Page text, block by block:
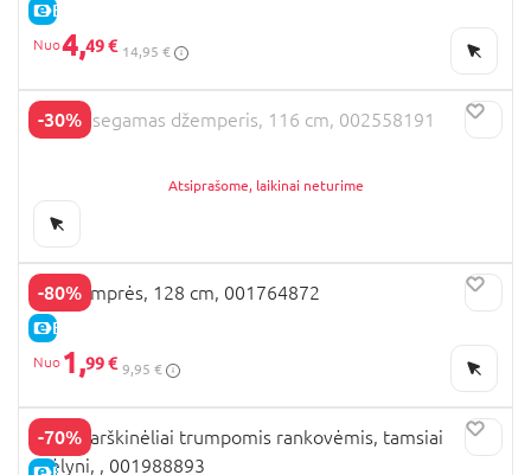
E-KAINA
4,49 € 14,95 €
-30%
OVS susegamas džemperis, 116 cm, 002558191
Atsiprašome, laikinai neturime
-80%
E-KAINA
OVS tamprės, 128 cm, 001764872
1,99 € 9,95 €
-70%
OVS marškinėliai trumpomis rankovėmis, tamsiai
mėlyni, , 001988893